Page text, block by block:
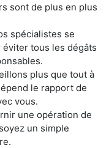
sont de plus en plus
spécialistes se
tous les dégâts
plus que tout à
le rapport de
vous.
une opération de
un simple